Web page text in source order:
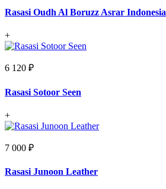
Rasasi Oudh Al Boruzz Asrar Indonesia
+
6 120 ₽
Rasasi Sotoor Seen
+
7 000 ₽
Rasasi Junoon Leather